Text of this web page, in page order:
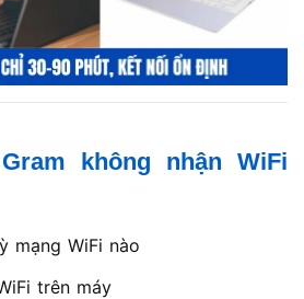
không nhận WiFi
mạng WiFi nào
trên máy